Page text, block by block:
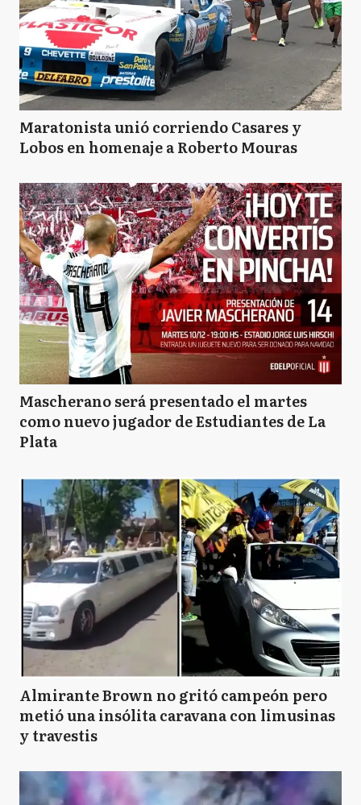
Maratonista unió corriendo Casares y
Lobos en homenaje a Roberto Mouras
Mascherano será presentado el martes
como nuevo jugador de Estudiantes de La
Plata
Almirante Brown no gritó campeón pero
metió una insólita caravana con limusinas
y travestis